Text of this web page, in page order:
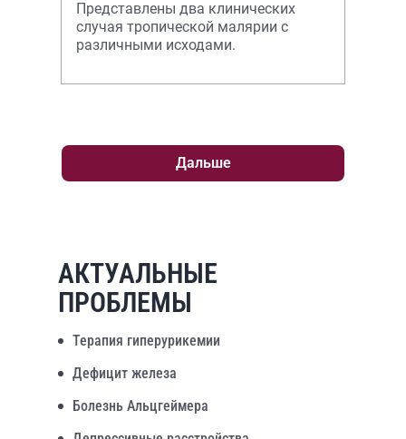
Представлены два клинических
случая тропической малярии с
различными исходами.
Дальше
АКТУАЛЬНЫЕ
ПРОБЛЕМЫ
Терапия гиперурикемии
Дефицит железа
Болезнь Альцгеймера